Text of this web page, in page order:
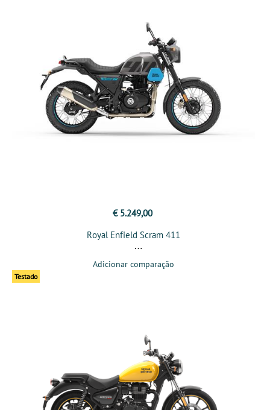
€ 5.249,00
Royal Enfield Scram 411
Adicionar comparação
Testado